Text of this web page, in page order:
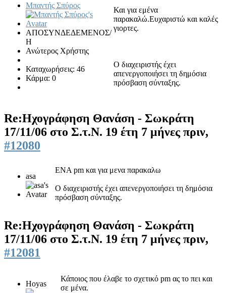
Μπαντής Σπύρος
ΑΠΟΣΥΝΔΕΔΕΜΕΝΟΣ/
Η
Ανώτερος Χρήστης
Καταχωρήσεις: 46
Κάρμα: 0
Και για εμένα
παρακαλώ.Ευχαριστώ και καλές
γιορτες.
Ο διαχειριστής έχει
απενεργοποιήσει τη δημόσια
πρόσβαση σύνταξης.
Re:Ηχογράφηση Θανάση - Σωκράτη
17/11/06 στο Σ.τ.Ν. 19 έτη 7 μήνες πριν,
#12080
asa
ΕΝΑ pm και για μενα παρακαλω
Ο διαχειριστής έχει απενεργοποιήσει τη δημόσια
πρόσβαση σύνταξης.
Re:Ηχογράφηση Θανάση - Σωκράτη
17/11/06 στο Σ.τ.Ν. 19 έτη 7 μήνες πριν,
#12081
Hoyas
Κάποιος που έλαβε το σχετικό pm ας το πει και
σε μένα.